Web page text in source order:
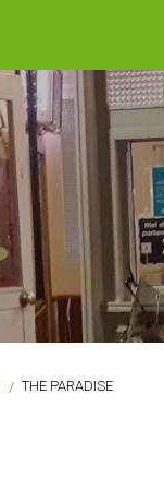
THE PARADISE